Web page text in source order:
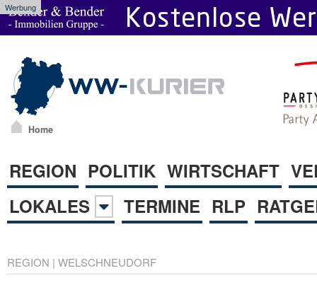
Werbung
Home
REGION POLITIK WIRTSCHAFT
LOKALES
TERMINE RLP
REGION | WELSCHNEUDORF